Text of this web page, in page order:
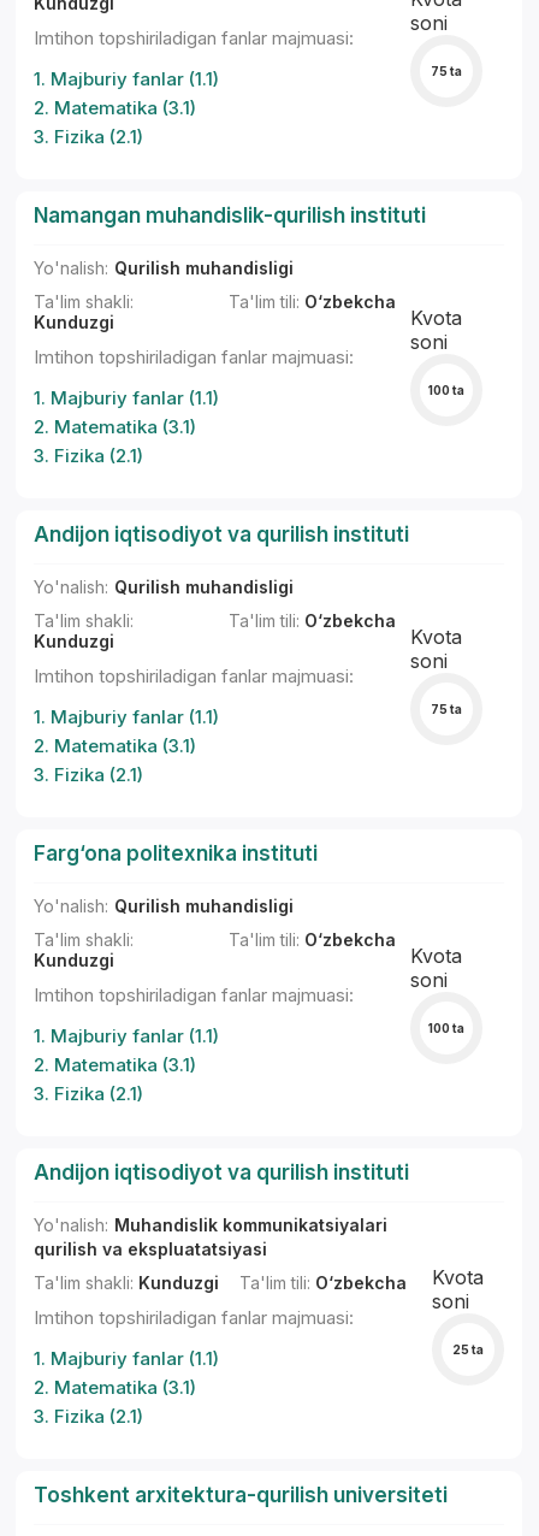
Imtihon topshiriladigan fanlar majmuasi:
1. Majburiy fanlar (1.1)
2. Matematika (3.1)
3. Fizika (2.1)
soni
75 ta
Namangan muhandislik-qurilish instituti
Yo'nalish: Qurilish muhandisligi
Ta'lim shakli:
Kunduzgi
Ta'lim tili: O‘zbekcha
Imtihon topshiriladigan fanlar majmuasi:
1. Majburiy fanlar (1.1)
2. Matematika (3.1)
3. Fizika (2.1)
Kvota
soni
100 ta
Andijon iqtisodiyot va qurilish instituti
Yo'nalish: Qurilish muhandisligi
Ta'lim shakli:
Kunduzgi
Ta'lim tili: O‘zbekcha
Imtihon topshiriladigan fanlar majmuasi:
1. Majburiy fanlar (1.1)
2. Matematika (3.1)
3. Fizika (2.1)
Kvota
soni
75 ta
Farg‘ona politexnika instituti
Yo'nalish: Qurilish muhandisligi
Ta'lim shakli:
Kunduzgi
Ta'lim tili: O‘zbekcha
Imtihon topshiriladigan fanlar majmuasi:
1. Majburiy fanlar (1.1)
2. Matematika (3.1)
3. Fizika (2.1)
Kvota
soni
100 ta
Andijon iqtisodiyot va qurilish instituti
Yo'nalish: Muhandislik kommunikatsiyalari
qurilish va ekspluatatsiyasi
Ta'lim shakli: Kunduzgi Ta'lim tili: O‘zbekcha
Imtihon topshiriladigan fanlar majmuasi:
1. Majburiy fanlar (1.1)
2. Matematika (3.1)
3. Fizika (2.1)
Kvota
soni
25 ta
Toshkent arxitektura-qurilish universiteti